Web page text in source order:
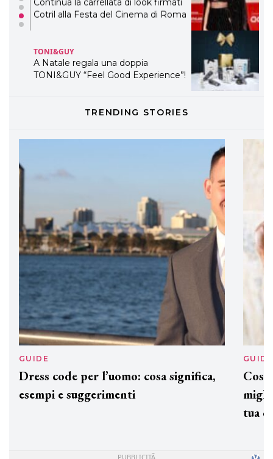
Cotril alla Festa del Cinema di Roma
TONI&GUY
A Natale regala una doppia
TONI&GUY “Feel Good Experience”!
LABEL.M lancia la sua innovativa ed
professionali
TRENDING STORIES
GUIDE
Dress code per l’uomo: cosa significa,
esempi e suggerimenti
GUIDE
tua